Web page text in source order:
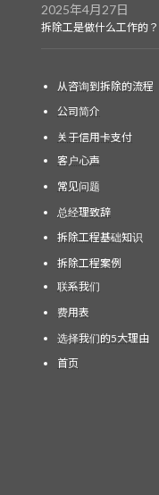
2025年4月27日
拆除工是做什么工作的？
从咨询到拆除的流程
公司简介
关于信用卡支付
客户心声
常见问题
总经理致辞
拆除工程基础知识
拆除工程案例
联系我们
费用表
选择我们的5大理由
首页